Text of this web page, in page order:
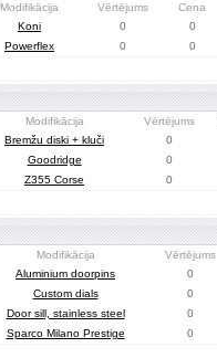
Modifikācija Vērtējums Cena
Koni
0 0
Powerflex
0 0
Modifikācija Vērtējums
Bremžu diski + kluči
0
Goodridge
0
Z355 Corse
0
Modifikācija Vērtējums
Aluminium doorpins
0
Custom dials
0
Door sill, stainless steel
0
Sparco Milano Prestige
0